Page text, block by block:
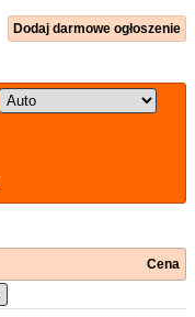
Dodaj darmowe ogłoszenie
Cena